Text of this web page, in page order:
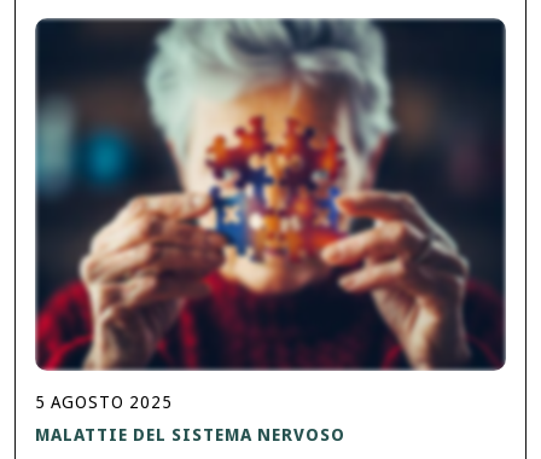
5 AGOSTO 2025
MALATTIE DEL SISTEMA NERVOSO